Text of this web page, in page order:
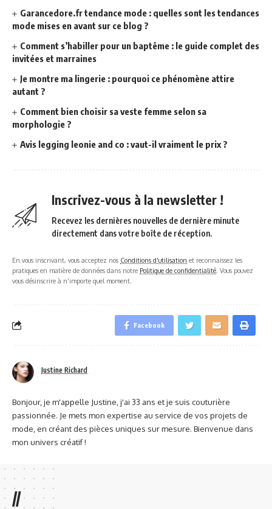
Garancedore.fr tendance mode : quelles sont les tendances
mode mises en avant sur ce blog ?
Comment s’habiller pour un baptême : le guide complet des
invitées et marraines
Je montre ma lingerie : pourquoi ce phénomène attire
autant ?
Comment bien choisir sa veste femme selon sa
morphologie ?
Avis legging leonie and co : vaut-il vraiment le prix ?
Inscrivez-vous à la newsletter !
Recevez les dernières nouvelles de dernière minute
directement dans votre boîte de réception.
En vous inscrivant, vous acceptez nos Conditions d'utilisation et reconnaissez les
pratiques en matière de données dans notre Politique de confidentialité . Vous pouvez
vous désinscrire à n'importe quel moment.
Facebook
Justine Richard
Bonjour, je m'appelle Justine, j'ai 33 ans et je suis couturière
passionnée. Je mets mon expertise au service de vos projets de
mode, en créant des pièces uniques sur mesure. Bienvenue dans
mon univers créatif !
//